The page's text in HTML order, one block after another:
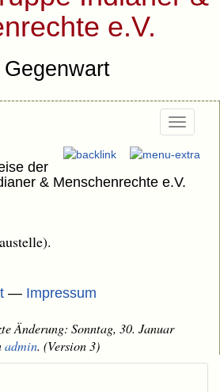
e.V.
der
& Menschenrechte e.V.
— Impressum
Änderung: Sonntag, 30. Januar
admin. (Version 3)